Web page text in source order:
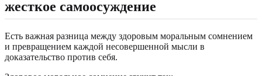
жесткое самоосуждение
Есть важная разница между здоровым моральным сомнением
и превращением каждой несовершенной мысли в
доказательство против себя.